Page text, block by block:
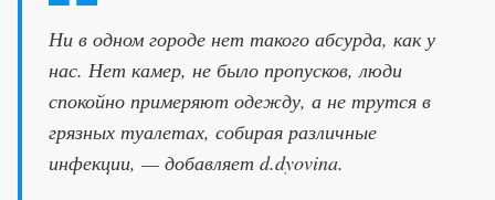
Ни в одном городе нет такого абсурда, как у
нас. Нет камер, не было пропусков, люди
спокойно примеряют одежду, а не трутся в
грязных туалетах, собирая различные
инфекции, — добавляет d.dyovina.